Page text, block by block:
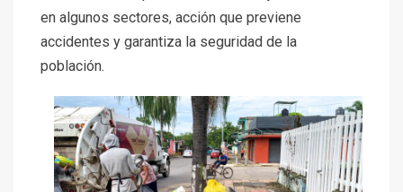
en algunos sectores, acción que previene
accidentes y garantiza la seguridad de la
población.